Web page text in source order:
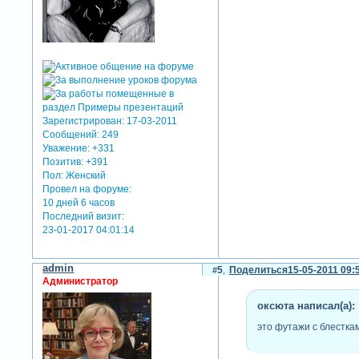
Зарегистрирован: 17-03-2011
Сообщений: 249
Уважение: +331
Позитив: +391
Пол: Женский
Провел на форуме:
10 дней 6 часов
Последний визит:
23-01-2017 04:01:14
Поделиться
5 15-05-2011
admin
Администратор
оксюта написал(а):
это футажи с